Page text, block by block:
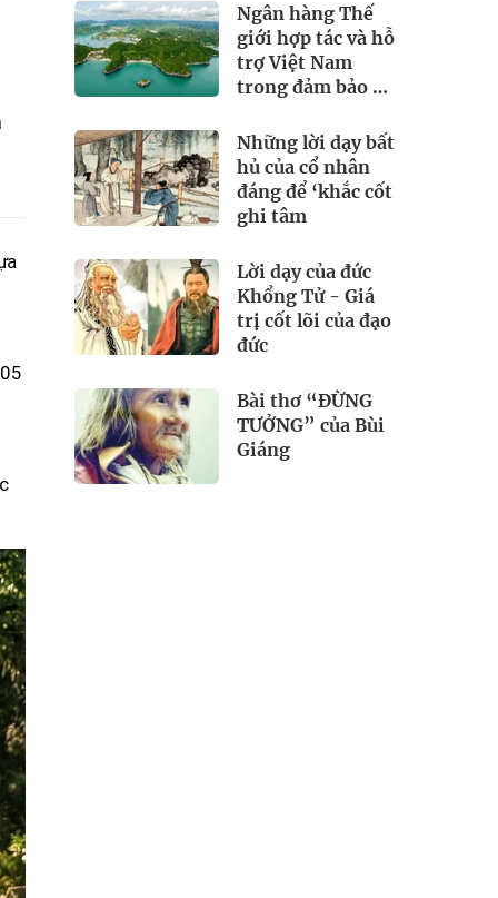
Ngân hàng Thế
giới hợp tác và hỗ
trợ Việt Nam
trong đảm bảo an
Những lời dạy bất
hủ của cổ nhân
đáng để ‘khắc cốt
ghi tâm
Lời dạy của đức
Khổng Tử - Giá
trị cốt lõi của đạo
đức
Bài thơ “ĐỪNG
TƯỞNG” của Bùi
Giáng